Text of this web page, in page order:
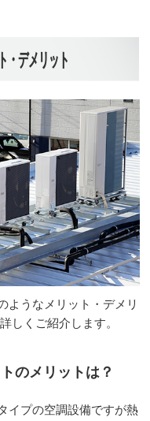
・デメリット
ようなメリット・デメリ
しくご紹介します。
のメリットは？
イプの空調設備ですが熱